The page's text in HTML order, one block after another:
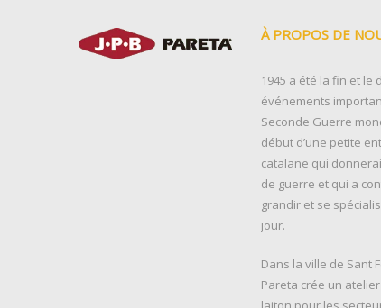
À PROPOS DE
1945 a été la fin et le
événements
Seconde Guerre
début d’une petite
catalane qui
de guerre et qui a
grandir et se
jour.
Dans la ville de Sant
Pareta crée un